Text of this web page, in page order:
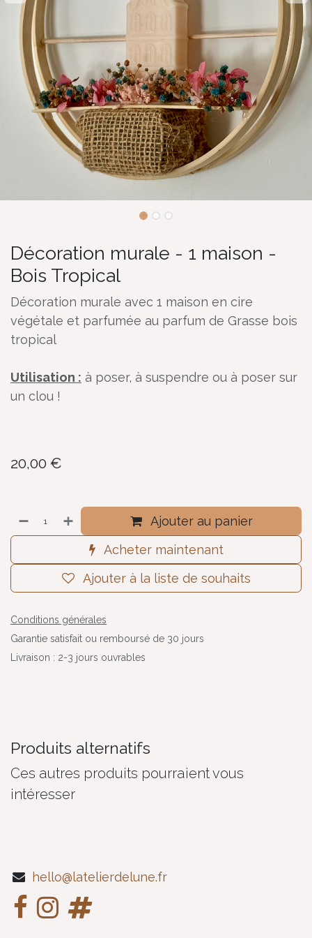
Décoration murale - 1 maison -
Bois Tropical
Décoration murale avec 1 maison en cire
végétale et parfumée au parfum de Grasse bois
tropical
Utilisation : à poser, à suspendre ou à poser sur
un clou !
20,00 €
Ajouter au panier
Acheter maintenant
Ajouter à la liste de souhaits
Conditions générales
Garantie satisfait ou remboursé de 30 jours
Livraison : 2-3 jours ouvrables
Produits alternatifs
Ces autres produits pourraient vous
intéresser
hello@latelierdelune.fr